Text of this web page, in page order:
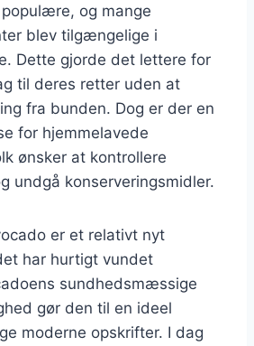
og mange
blev tilgængelige i
Dette gjorde det lettere for
til deres retter uden at
fra bunden. Dog er der en
for hjemmelavede
ønsker at kontrollere
undgå konserveringsmidler.
er et relativt nyt
har hurtigt vundet
sundhedsmæssige
gør den til en ideel
moderne opskrifter. I dag